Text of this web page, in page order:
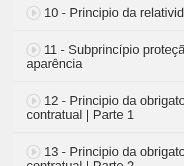
10 - Principio da
11 - Subprincípio
aparência
12 - Principio da
contratual | Parte 1
13 - Principio da